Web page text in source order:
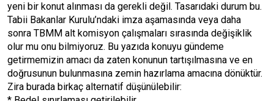
yeni bir konut alınması da gerekli değil. Tasarıdaki durum bu.
Tabii Bakanlar Kurulu’ndaki imza aşamasında veya daha
sonra TBMM alt komisyon çalışmaları sırasında değişiklik
olur mu onu bilmiyoruz. Bu yazıda konuyu gündeme
getirmemizin amacı da zaten konunun tartışılmasına ve en
doğrusunun bulunmasına zemin hazırlama amacına dönüktür.
Zira burada birkaç alternatif düşünülebilir: